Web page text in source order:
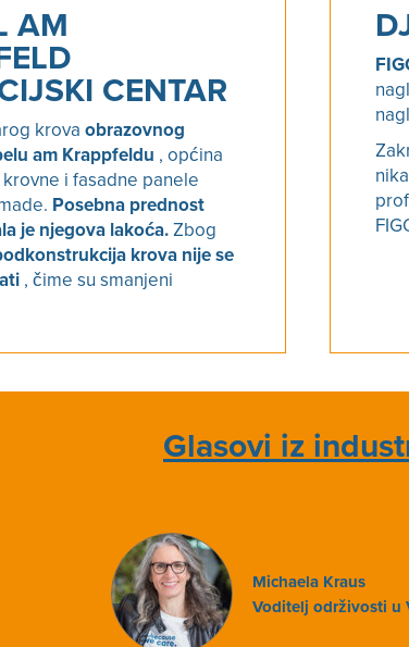
AM
CENTAR
krova obrazovnog
am Krappfeldu , općina
i fasadne panele
Posebna prednost
je njegova lakoća.Zbog
krova nije se
, čime su smanjeni
Glasovi iz
Michaela Kraus
Voditelj održivosti u